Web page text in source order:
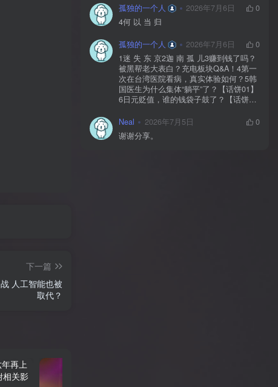
下一篇
人工智能也被
取代？
孤独的一个人 2026年7月6日
0
4何 以 当 归
孤独的一个人 2026年7月6日
0
1迷 失 东 京2迦 南 孤 儿3赚到钱了吗？
被黑帮老大表白？充电板块Q&A！4第一
次在台湾医院看病，真实体验如何？5韩
国医生为什么集体“躺平”了？【话饼01】
6日元贬值，谁的钱袋子鼓了？【话饼
【下】9神 佑 之 地10不 愈 之 殇11你 好
美 国12独 自 等 待13中国人拍的阿根
廷，阿根廷人怎么看？【独自等待
Neal 2026年7月5日
0
谢谢分享。